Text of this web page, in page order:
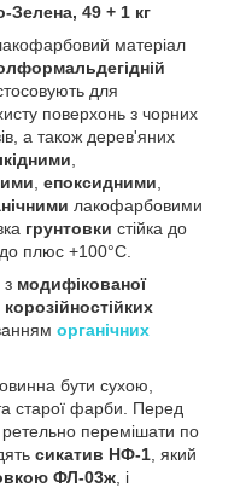
49 + 1 кг
матеріал
для
поверхонь з чорних
а також дерев'яних
епоксидними
лакофарбовими
грунтовки стійка до
плюс +100°С.
з модифікованої
органічних
бути сухою,
старої фарби. Перед
ретельно перемішати по
сикатив НФ-1 , який
ФЛ-03ж , і